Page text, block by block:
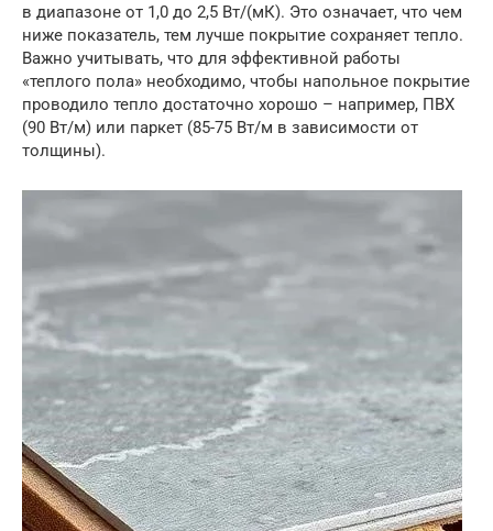
в диапазоне от 1,0 до 2,5 Вт/(мК). Это означает, что чем
ниже показатель, тем лучше покрытие сохраняет тепло.
Важно учитывать, что для эффективной работы
«теплого пола» необходимо, чтобы напольное покрытие
проводило тепло достаточно хорошо – например, ПВХ
(90 Вт/м) или паркет (85-75 Вт/м в зависимости от
толщины).